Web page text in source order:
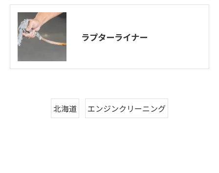
ラプターライナー
北海道 エンジンクリーニング